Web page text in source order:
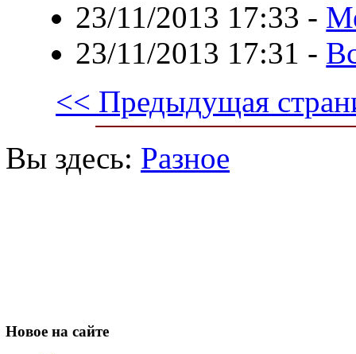
23/11/2013 17:33 -
23/11/2013 17:31 -
<< Предыдущая
Вы здесь: Разное
Новое на сайте